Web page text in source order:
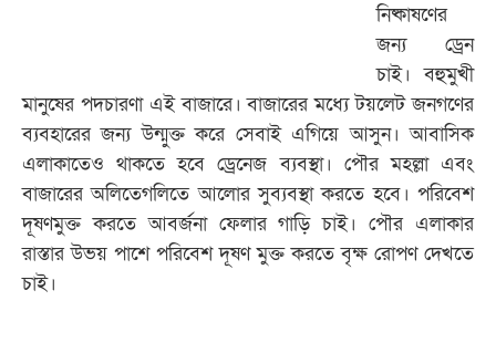
নিষ্কাষণের
জন্য ড্রেন
চাই। বহুমুখী
মানুষের পদচারণা এই বাজারে। বাজারের মধ্যে টয়লেট জনগণের
ব্যবহারের জন্য উন্মুক্ত করে সেবাই এগিয়ে আসুন। আবাসিক
এলাকাতেও থাকতে হবে ড্রেনেজ ব্যবস্থা। পৌর মহল্লা এবং
বাজারের অলিতেগলিতে আলোর সুব্যবস্থা করতে হবে। পরিবেশ
দূষণমুক্ত করতে আবর্জনা ফেলার গাড়ি চাই। পৌর এলাকার
রাস্তার উভয় পাশে পরিবেশ দূষণ মুক্ত করতে বৃক্ষ রোপণ দেখতে
চাই।